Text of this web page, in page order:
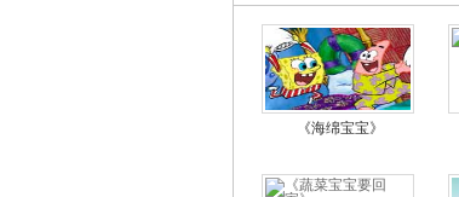
《海绵宝宝》